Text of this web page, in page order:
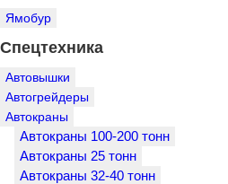
Ямобур
Спецтехника
Автовышки
Автогрейдеры
Автокраны
Автокраны 100-200 тонн
Автокраны 25 тонн
Автокраны 32-40 тонн